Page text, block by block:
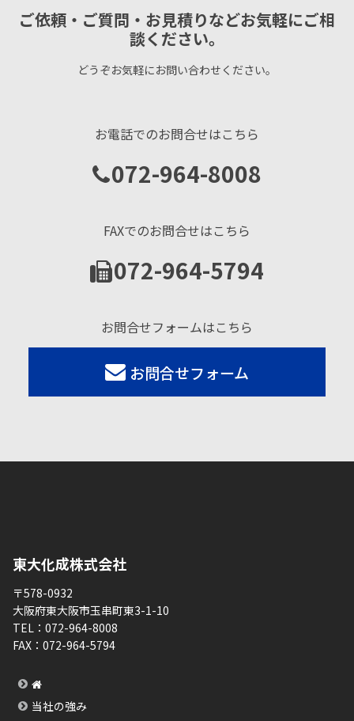
ご依頼・ご質問・お見積りなどお気軽にご相
談ください。
どうぞお気軽にお問い合わせください。
お電話でのお問合せはこちら
072-964-8008
FAXでのお問合せはこちら
072-964-5794
お問合せフォームはこちら
お問合せフォーム
東大化成株式会社
〒578-0932
大阪府東大阪市玉串町東3-1-10
TEL： 072-964-8008
FAX： 072-964-5794
当社の強み